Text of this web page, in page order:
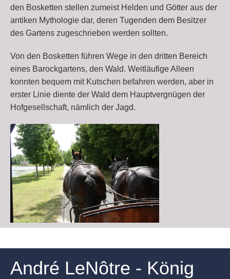
den Bosketten stellen zumeist Helden und Götter aus der
antiken Mythologie dar, deren Tugenden dem Besitzer
des Gartens zugeschrieben werden sollten.
Von den Bosketten führen Wege in den dritten Bereich
eines Barockgartens, den Wald. Weitläufige Alleen
konnten bequem mit Kutschen befahren werden, aber in
erster Linie diente der Wald dem Hauptvergnügen der
Hofgesellschaft, nämlich der Jagd.
André LeNôtre - König